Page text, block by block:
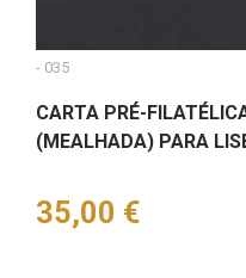
- 035
CARTA PRÉ-
(MEALHADA) PARA
Preço
35,00 €